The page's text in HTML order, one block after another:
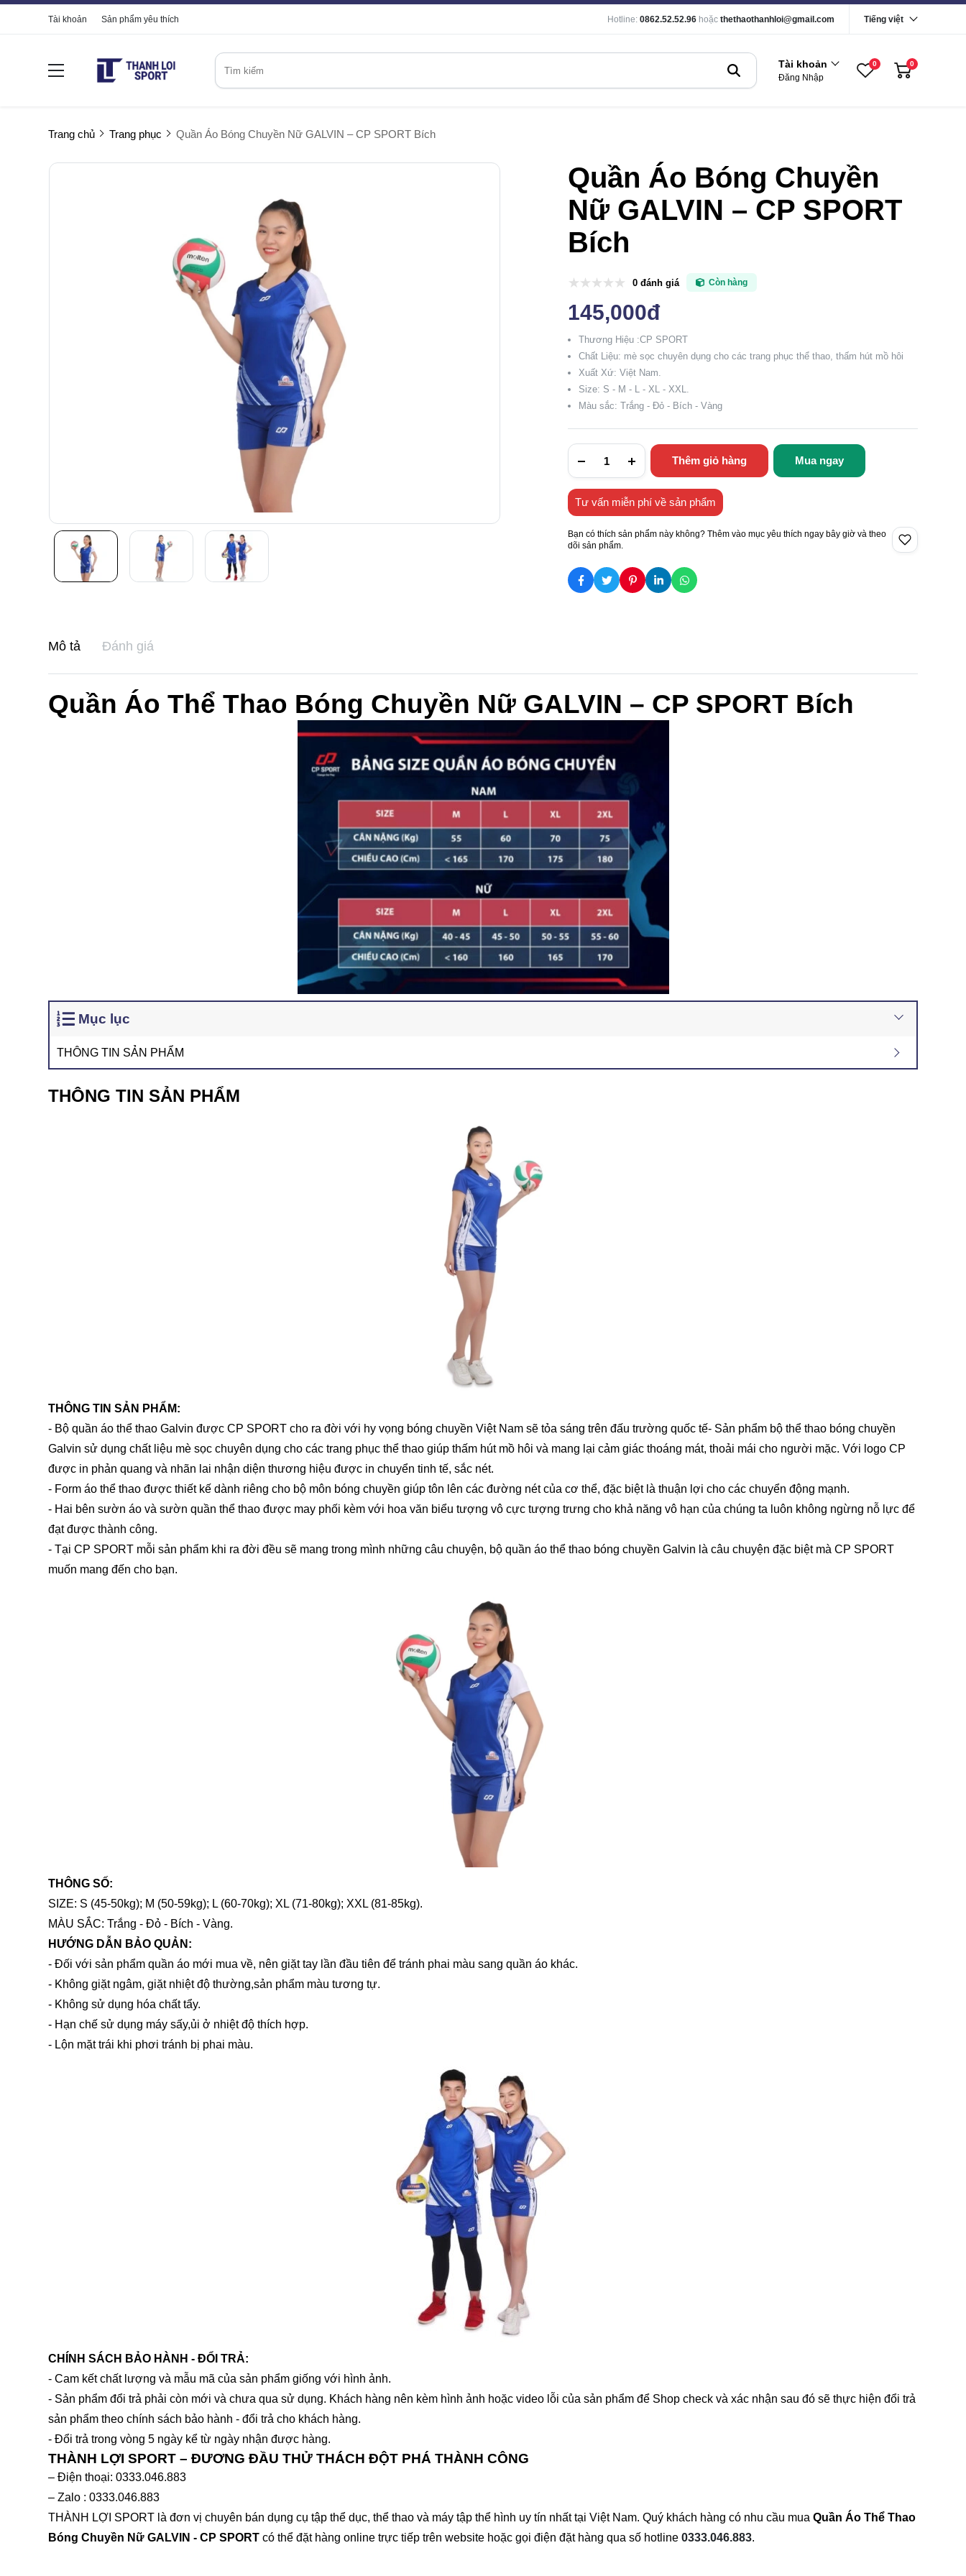
Tài khoản Sản phẩm yêu thích Hotline: 0862.52.52.96 hoặc thethaothanhloi@gmail.com Tiếng việt
Tài khoản
Đăng Nhập
0 0
Trang chủ Trang phục Quần Áo Bóng Chuyền Nữ GALVIN – CP SPORT Bích
Quần Áo Bóng Chuyền
Nữ GALVIN – CP SPORT
Bích
0 đánh giá Còn hàng
145,000đ
Thương Hiệu :CP SPORT
Chất Liệu: mè sọc chuyên dụng cho các trang phục thể thao, thấm hút mồ hôi
Xuất Xứ: Việt Nam.
Size: S - M - L - XL - XXL.
Màu sắc: Trắng - Đỏ - Bích - Vàng
Thêm giỏ hàng Mua ngay
Tư vấn miễn phí về sản phẩm
Bạn có thích sản phẩm này không? Thêm vào mục yêu thích ngay bây giờ và theo
dõi sản phẩm.
Mô tả Đánh giá
Quần Áo Thể Thao Bóng Chuyền Nữ GALVIN – CP SPORT Bích
Mục lục
THÔNG TIN SẢN PHẨM
THÔNG TIN SẢN PHẨM
THÔNG TIN SẢN PHẨM:
- Bộ quần áo thể thao Galvin được CP SPORT cho ra đời với hy vọng bóng chuyền Việt Nam sẽ tỏa sáng trên đấu trường quốc tế- Sản phẩm bộ thể thao bóng chuyền
Galvin sử dụng chất liệu mè sọc chuyên dụng cho các trang phục thể thao giúp thấm hút mồ hôi và mang lại cảm giác thoáng mát, thoải mái cho người mặc. Với logo CP
được in phản quang và nhãn lai nhận diện thương hiệu được in chuyển tinh tế, sắc nét.
- Form áo thể thao được thiết kế dành riêng cho bộ môn bóng chuyền giúp tôn lên các đường nét của cơ thể, đặc biệt là thuận lợi cho các chuyển động mạnh.
- Hai bên sườn áo và sườn quần thể thao được may phối kèm với hoa văn biểu tượng vô cực tượng trưng cho khả năng vô hạn của chúng ta luôn không ngừng nỗ lực để
đạt được thành công.
- Tại CP SPORT mỗi sản phẩm khi ra đời đều sẽ mang trong mình những câu chuyện, bộ quần áo thể thao bóng chuyền Galvin là câu chuyện đặc biệt mà CP SPORT
muốn mang đến cho bạn.
THÔNG SỐ:
SIZE: S (45-50kg); M (50-59kg); L (60-70kg); XL (71-80kg); XXL (81-85kg).
MÀU SẮC: Trắng - Đỏ - Bích - Vàng.
HƯỚNG DẪN BẢO QUẢN:
- Đối với sản phẩm quần áo mới mua về, nên giặt tay lần đầu tiên để tránh phai màu sang quần áo khác.
- Không giặt ngâm, giặt nhiệt độ thường,sản phẩm màu tương tự.
- Không sử dụng hóa chất tẩy.
- Hạn chế sử dụng máy sấy,ủi ở nhiệt độ thích hợp.
- Lộn mặt trái khi phơi tránh bị phai màu.
CHÍNH SÁCH BẢO HÀNH - ĐỔI TRẢ:
- Cam kết chất lượng và mẫu mã của sản phẩm giống với hình ảnh.
- Sản phẩm đổi trả phải còn mới và chưa qua sử dụng. Khách hàng nên kèm hình ảnh hoặc video lỗi của sản phẩm để Shop check và xác nhận sau đó sẽ thực hiện đổi trả
sản phẩm theo chính sách bảo hành - đổi trả cho khách hàng.
- Đổi trả trong vòng 5 ngày kể từ ngày nhận được hàng.
THÀNH LỢI SPORT – ĐƯƠNG ĐẦU THỬ THÁCH ĐỘT PHÁ THÀNH CÔNG
– Điện thoại: 0333.046.883
– Zalo : 0333.046.883
THÀNH LỢI SPORT là đơn vị chuyên bán dụng cụ tập thể dục, thể thao và máy tập thể hình uy tín nhất tại Việt Nam. Quý khách hàng có nhu cầu mua Quần Áo Thể Thao
Bóng Chuyền Nữ GALVIN - CP SPORT có thể đặt hàng online trực tiếp trên website hoặc gọi điện đặt hàng qua số hotline 0333.046.883.